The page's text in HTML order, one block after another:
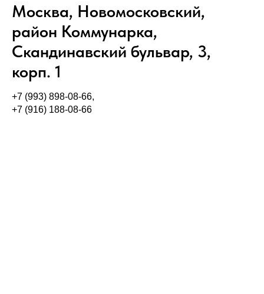
Москва, Новомосковский,
район Коммунарка,
Скандинавский бульвар, 3,
корп. 1
+7 (993) 898-08-66,
+7 (916) 188-08-66